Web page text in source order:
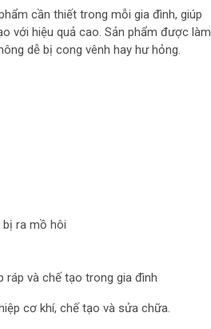
cần thiết trong mỗi gia đình, giúp
với hiệu quả cao. Sản phẩm được làm
dễ bị cong vênh hay hư hỏng.
ra mồ hôi
ráp và chế tạo trong gia đình
cơ khí, chế tạo và sửa chữa.